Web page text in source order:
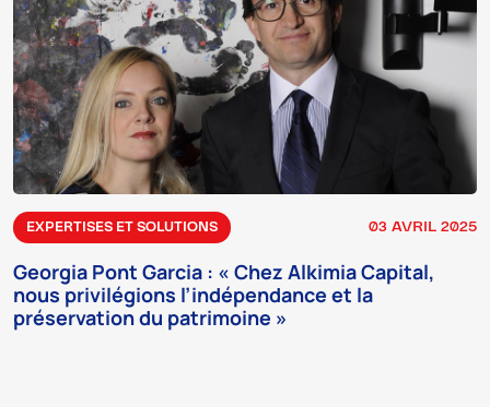
EXPERTISES ET SOLUTIONS 03 AVRIL 2025
Georgia Pont Garcia : « Chez Alkimia Capital,
nous privilégions l’indépendance et la
préservation du patrimoine »